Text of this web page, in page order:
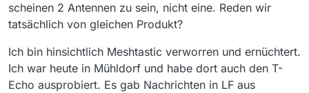
scheinen 2 Antennen zu sein, nicht eine. Reden wir
tatsächlich von gleichen Produkt?
Ich bin hinsichtlich Meshtastic verworren und ernüchtert.
Ich war heute in Mühldorf und habe dort auch den T-
Echo ausprobiert. Es gab Nachrichten in LF aus